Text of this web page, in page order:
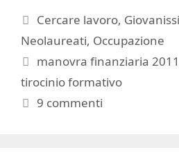
Categorie
Cercare lavoro,
Neolaureati, Occupazione
Tag
manovra finanziaria 2011
tirocinio formativo
9 commenti